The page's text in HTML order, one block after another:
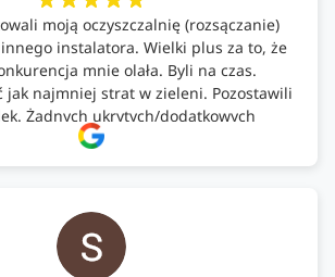
moją oczyszczalnię (rozsączanie)
instalatora. Wielki plus za to, że
mnie olała. Byli na czas.
jak najmniej strat w zieleni. Pozostawili
Żadnych ukrytych/dodatkowych
Kontakt bardzo OK. Obsługa
OK. A ich środki do oczyszczalni –